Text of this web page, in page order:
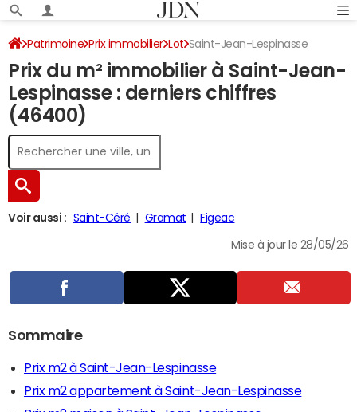
Patrimoine Prix immobilier Lot Saint-Jean-Lespinasse
Prix du m² immobilier à Saint-Jean-
Lespinasse : derniers chiffres
(46400)
Voir aussi : Saint-Céré Gramat Figeac
Mise à jour le 28/05/26
Sommaire
Prix m2 à Saint-Jean-Lespinasse
Prix m2 appartement à Saint-Jean-Lespinasse